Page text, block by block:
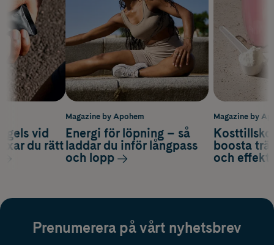
Magazine by
boosta
och
gels vid
du rätt
Magazine by Apohem
Energi för löpning – så
laddar du inför långpass
och lopp
Prenumerera på vårt nyhetsbrev